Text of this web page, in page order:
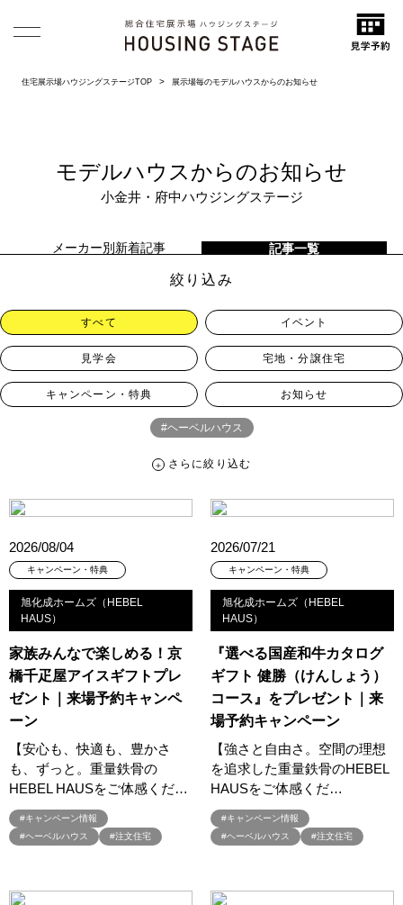
住宅展示場ハウジングステージTOP 展示場毎のモデルハウスからのお知らせ
モデルハウスからのお知らせ
小金井・府中ハウジングステージ
メーカー別新着記事 記事一覧
絞り込み
すべて イベント
見学会 宅地・分譲住宅
キャンペーン・特典 お知らせ
#ヘーベルハウス
さらに絞り込む
カテゴリー
すべて 宅地・分譲住宅
キャンペーン・特典
ハッシュタグ
##スウェーデンハウス ＃キャンペーン ＃イベント
##スウェーデンハウス ＃内覧会 ＃イベント ##一斉現場見学会
##一斉現場見学会 #完成現場 #スウェーデンハウスの分譲住宅
#,ライフプランン #1000万円プレゼントキャンペーン #100年住宅
#1日限定イベント #1級建築士 #2024年 #2025年断熱仕様
#2026年カレンダー #20時から見学 #2世帯住宅
#3/28（木）NEW OPEN #35周年 #3F建て
#3か月で土地を決める #3階建て #3階建分譲地
#45階 #4年連続世界記録達成 #5階建て見学会 完成
2026/08/04
キャンペーン・特典
旭化成ホームズ（HEBEL
HAUS）
家族みんなで楽しめる！京
橋千疋屋アイスギフトプレ
ゼント｜来場予約キャンペ
ーン
【安心も、快適も、豊かさ
も、ずっと。重量鉄骨の
HEBEL HAUSをご体感くだ…
#キャンペーン情報
#ヘーベルハウス
#注文住宅
2026/07/21
キャンペーン・特典
旭化成ホームズ（HEBEL
HAUS）
『選べる国産和牛カタログ
ギフト 健勝（けんしょう）
コース』をプレゼント｜来
場予約キャンペーン
【強さと自由さ。空間の理想
を追求した重量鉄骨のHEBEL
HAUSをご体感くだ…
#キャンペーン情報
#ヘーベルハウス
#注文住宅